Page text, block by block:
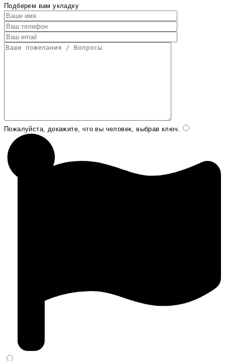
Подберем вам укладку
Пожалуйста, докажите, что вы человек, выбрав ключ .